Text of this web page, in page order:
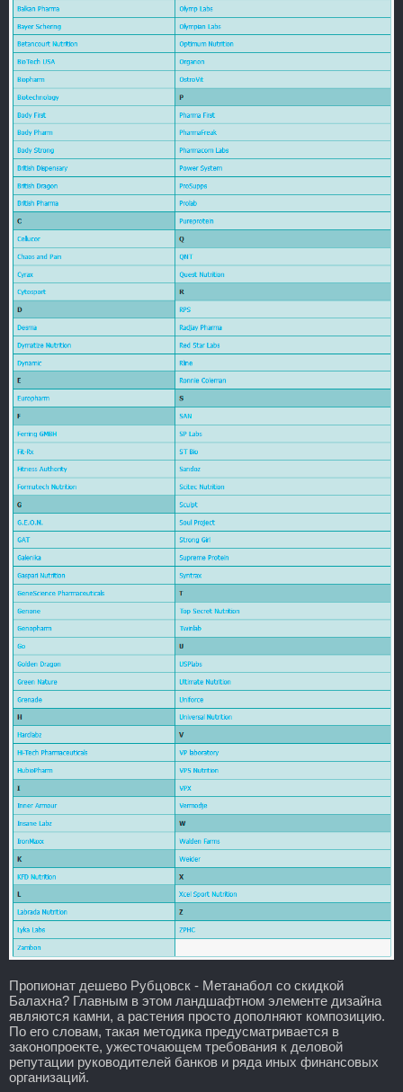
Пропионат дешево Рубцовск - Метанабол со скидкой
Балахна? Главным в этом ландшафтном элементе дизайна
являются камни, а растения просто дополняют композицию.
По его словам, такая методика предусматривается в
законопроекте, ужесточающем требования к деловой
репутации руководителей банков и ряда иных финансовых
организаций.